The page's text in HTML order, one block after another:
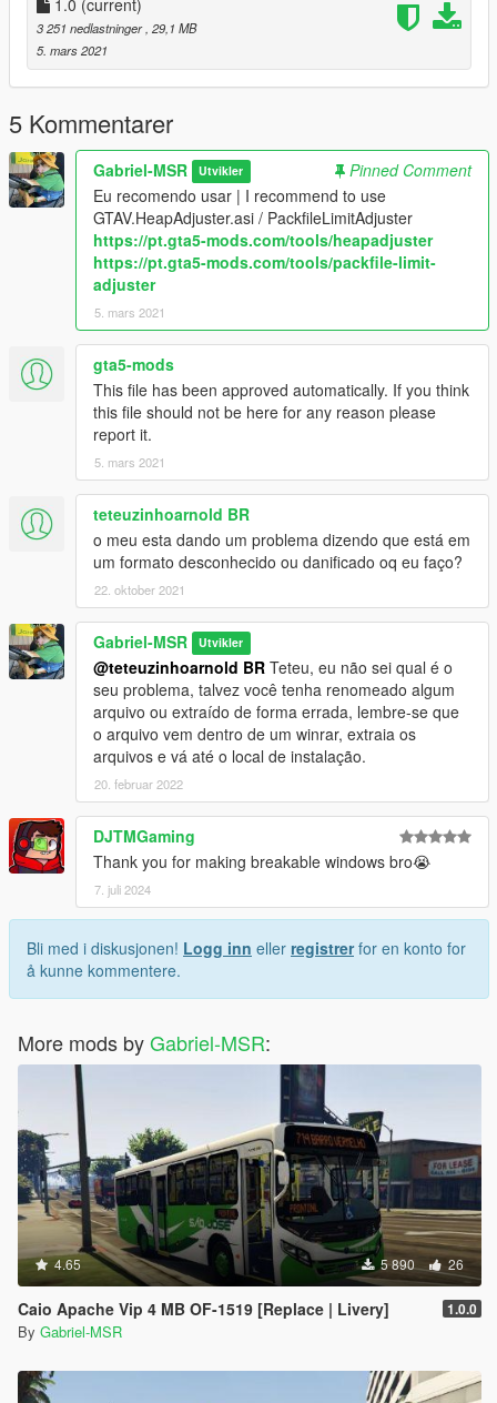
* Found problems? Warn me!
Enjoy!
Eu recomendo usar |I recommend to use
GTAV.HeapAdjuster.asi / PackfileLimitAdjuster
https://pt.gta5-mods.com/tools/heapadjuster
https://pt.gta5-mods.com/tools/packfile-limit-adjuster
3 251 nedlastninger , 29,1 MB
5. mars 2021
5 Kommentarer
Gabriel-MSR Utvikler
Pinned Comment
Eu recomendo usar | I recommend to use
GTAV.HeapAdjuster.asi / PackfileLimitAdjuster
https://pt.gta5-mods.com/tools/heapadjuster
https://pt.gta5-mods.com/tools/packfile-limit-
adjuster
5. mars 2021
gta5-mods
This file has been approved automatically. If you think
this file should not be here for any reason please
report it.
5. mars 2021
teteuzinhoarnold BR
o meu esta dando um problema dizendo que está em
um formato desconhecido ou danificado oq eu faço?
22. oktober 2021
Gabriel-MSR Utvikler
@teteuzinhoarnold BR Teteu, eu não sei qual é o
seu problema, talvez você tenha renomeado algum
arquivo ou extraído de forma errada, lembre-se que
o arquivo vem dentro de um winrar, extraia os
arquivos e vá até o local de instalação.
20. februar 2022
DJTMGaming
Thank you for making breakable windows bro😭
7. juli 2024
Bli med i diskusjonen! Logg inn eller registrerfor en konto for
å kunne kommentere.
More mods byGabriel-MSR:
4.65 5 890 26
Caio Apache Vip 4 MB OF-1519 [Replace | Livery] 1.0.0
By Gabriel-MSR